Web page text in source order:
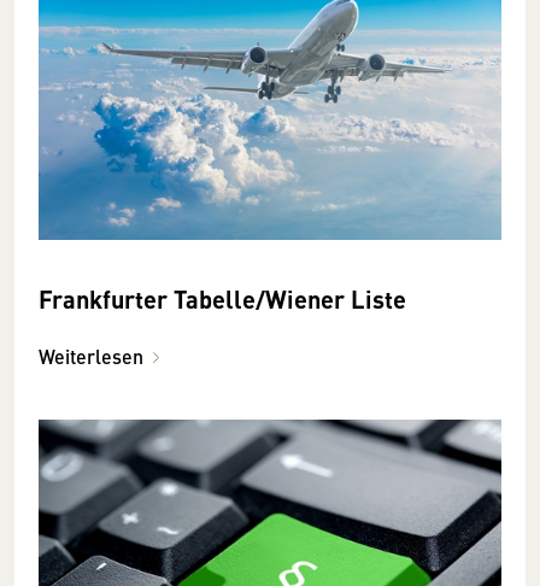
Frankfurter Tabelle/Wiener Liste
Weiterlesen